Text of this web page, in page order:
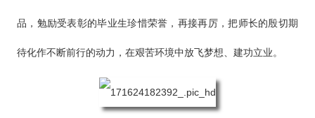
品，勉励受表彰的毕业生珍惜荣誉，再接再厉，把师长的殷切期
待化作不断前行的动力，在艰苦环境中放飞梦想、建功立业。